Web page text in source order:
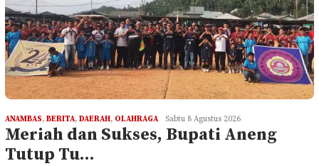
ANAMBAS, BERITA, DAERAH, OLAHRAGA Sabtu 8 Agustus 2026
Meriah dan Sukses, Bupati Aneng
Tutup Tu…